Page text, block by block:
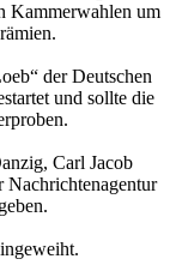
Kammerwahlen um
der Deutschen
und sollte die
Carl Jacob
Nachrichtenagentur